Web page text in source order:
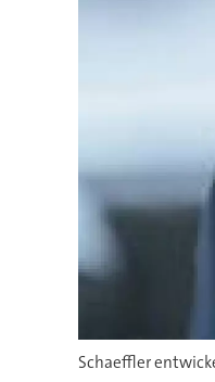
Schaeffler